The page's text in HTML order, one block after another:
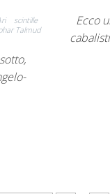
scintille
Talmud
Ecco